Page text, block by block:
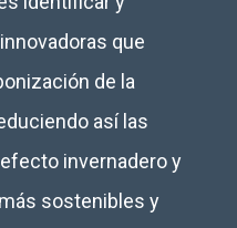
que
de la
así las
invernadero y
sostenibles y